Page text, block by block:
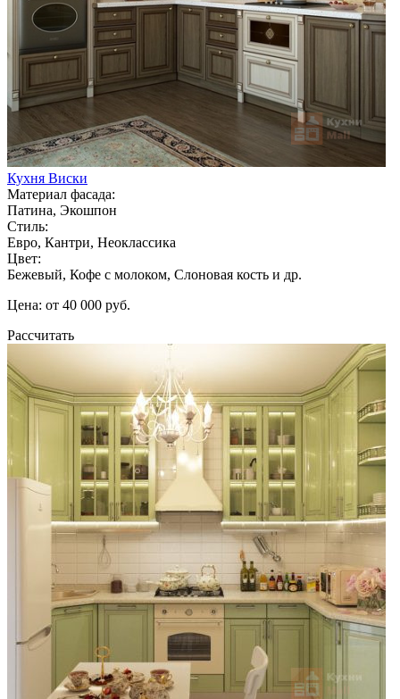
Кухня Виски
Материал фасада:
Патина, Экошпон
Стиль:
Евро, Кантри, Неоклассика
Цвет:
Бежевый, Кофе с молоком, Слоновая кость и др.
Цена: от 40 000 руб.
Рассчитать